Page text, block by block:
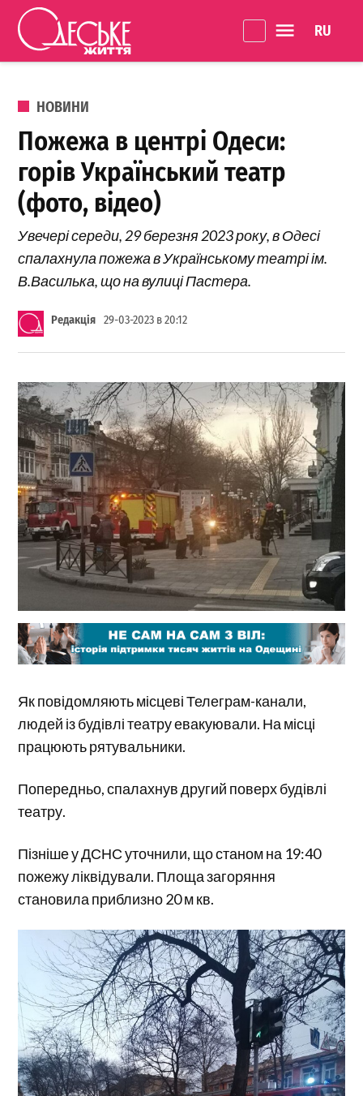
Перейти до вмісту
Життя
ОПУБЛІКОВАНО В
НОВИНИ
Пожежа в центрі Одеси:
горів Український театр
(фото, вiдео)
Увечері середи, 29 березня 2023 року, в Одесі
спалахнула пожежа в Українському театрі ім.
В.Василька, що на вулиці Пастера.
Редакція 29-03-2023 в 20:12
Як повідомляють місцеві Телеграм-канали,
людей із будівлі театру евакуювали. На місці
працюють рятувальники.
Попередньо, спалахнув другий поверх будівлі
театру.
Пізніше у ДСНС уточнили, що станом на 19:40
пожежу ліквідували. Площа загоряння
становила приблизно 20 м кв.